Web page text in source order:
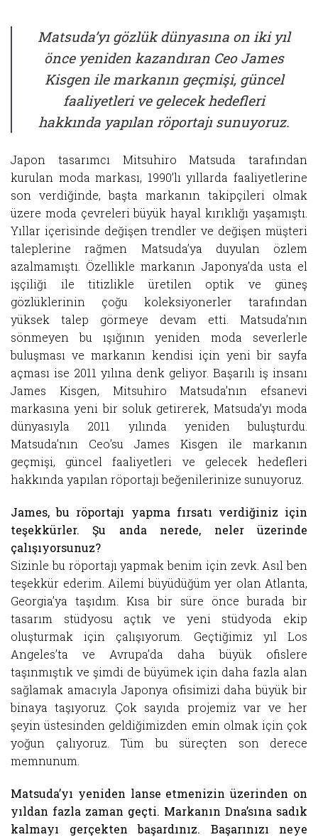
Matsuda’yı gözlük dünyasına on iki yıl
önce yeniden kazandıran Ceo James
Kisgen ile markanın geçmişi, güncel
faaliyetleri ve gelecek hedefleri
hakkında yapılan röportajı sunuyoruz.
Japon tasarımcı Mitsuhiro Matsuda tarafından
kurulan moda markası, 1990’lı yıllarda faaliyetlerine
son verdiğinde, başta markanın takipçileri olmak
üzere moda çevreleri büyük hayal kırıklığı yaşamıştı.
Yıllar içerisinde değişen trendler ve değişen müşteri
taleplerine rağmen Matsuda’ya duyulan özlem
azalmamıştı. Özellikle markanın Japonya’da usta el
işçiliği ile titizlikle üretilen optik ve güneş
gözlüklerinin çoğu koleksiyonerler tarafından
yüksek talep görmeye devam etti. Matsuda’nın
sönmeyen bu ışığının yeniden moda severlerle
buluşması ve markanın kendisi için yeni bir sayfa
açması ise 2011 yılına denk geliyor. Başarılı iş insanı
James Kisgen, Mitsuhiro Matsuda’nın efsanevi
markasına yeni bir soluk getirerek, Matsuda’yı moda
dünyasıyla 2011 yılında yeniden buluşturdu.
Matsuda’nın Ceo’su James Kisgen ile markanın
geçmişi, güncel faaliyetleri ve gelecek hedefleri
hakkında yapılan röportajı beğenilerinize sunuyoruz.
James, bu röportajı yapma fırsatı verdiğiniz için
teşekkürler. Şu anda nerede, neler üzerinde
çalışıyorsunuz?
Sizinle bu röportajı yapmak benim için zevk. Asıl ben
teşekkür ederim. Ailemi büyüdüğüm yer olan Atlanta,
Georgia’ya taşıdım. Kısa bir süre önce burada bir
tasarım stüdyosu açtık ve yeni stüdyoda ekip
oluşturmak için çalışıyorum. Geçtiğimiz yıl Los
Angeles’ta ve Avrupa’da daha büyük ofislere
taşınmıştık ve şimdi de büyümek için daha fazla alan
sağlamak amacıyla Japonya ofisimizi daha büyük bir
binaya taşıyoruz. Çok sayıda projemiz var ve her
şeyin üstesinden geldiğimizden emin olmak için çok
yoğun çalıyoruz. Tüm bu süreçten son derece
memnunum.
Matsuda’yı yeniden lanse etmenizin üzerinden on
yıldan fazla zaman geçti. Markanın Dna’sına sadık
kalmayı gerçekten başardınız. Başarınızı neye